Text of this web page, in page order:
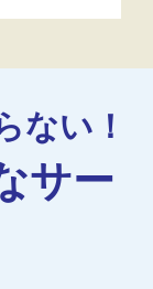
ない！
サー